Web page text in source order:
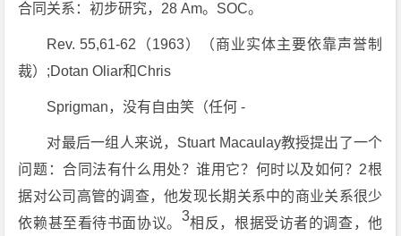
合同关系：初步研究，28 Am。SOC。
Rev. 55,61-62（1963）（商业实体主要依靠声誉制
裁）;Dotan Oliar和Chris
Sprigman，没有自由笑（任何 -
对最后一组人来说，Stuart Macaulay教授提出了一个
问题：合同法有什么用处？谁用它？何时以及如何？2根
据对公司高管的调查，他发现长期关系中的商业关系很少
依赖甚至看待书面协议。 3相反，根据受访者的调查，他